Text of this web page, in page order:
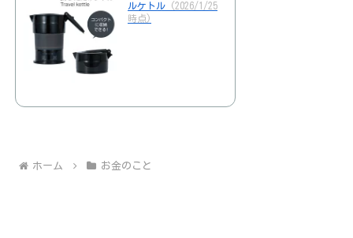
ルケトル
(2026/1/25
時点)
ホーム お金のこと